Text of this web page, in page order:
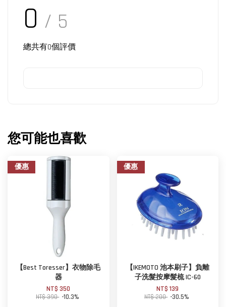
0 / 5
總共有0個評價
您可能也喜歡
優惠
【Best Toresser】衣物除毛
器
NT$ 350
NT$ 390 -10.3%
優惠
【IKEMOTO 池本刷子】負離
子洗髮按摩髮梳 IC-60
NT$ 139
NT$ 200 -30.5%